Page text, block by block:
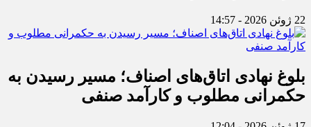
22 ژوئن 2026 - 14:57
بلوغ نهادی اتاق‌های اصناف؛ مسیر رسیدن به
حکمرانی مطلوب و کارآمد صنفی